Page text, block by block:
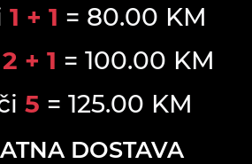
1 + 1 = 80.00 KM
2 + 1 = 100.00 KM
5 = 125.00 KM
DOSTAVA